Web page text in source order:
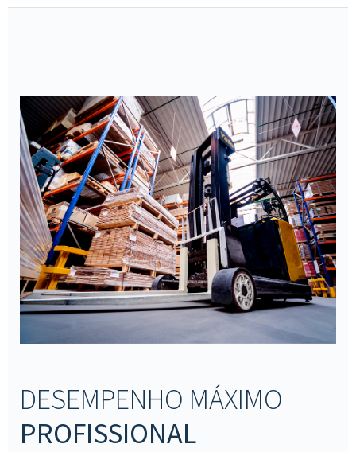
DESEMPENHO MÁXIMO
PROFISSIONAL